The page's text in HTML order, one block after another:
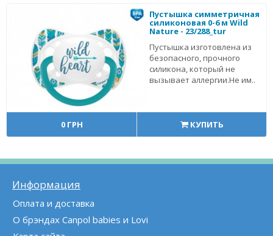
Пустышка симметричная
силиконовая 0-6 м Wild
Nature - 23/288_tur
Пустышка изготовлена из
безопасного, прочного
силикона, который не
вызывает аллергии.Не им..
0 ГРН КУПИТЬ
Информация
Оплата и доставка
О брэндах Canpol babies и Lovi